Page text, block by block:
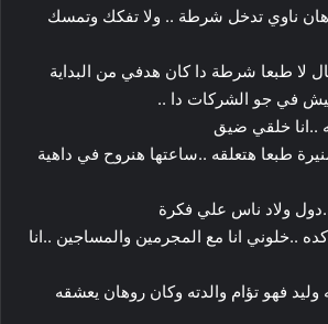
ناوي تدخل شرطة .. ولا تفكك وتمسك
لا طبعا شرطة دا كان هدفي من البداية
في جو الشركات دا ..
..انا خلقي ضيق
طبعا هتعلقه ..ساعتها هنروح في داهية
ولاد ناس علي فكرة
..خلوني انا مع المجرمين والمساجين ..انا
وليد فهو تؤام والدته وكان روهان يعشقه